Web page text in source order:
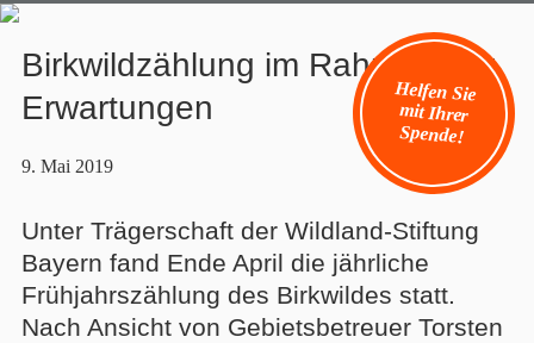
Helfen Sie
mit Ihrer
Spende!
Birkwildzählung im Rahmen der
Erwartungen
9. Mai 2019
Unter Trägerschaft der Wildland-Stiftung
Bayern fand Ende April die jährliche
Frühjahrszählung des Birkwildes statt.
Nach Ansicht von Gebietsbetreuer Torsten